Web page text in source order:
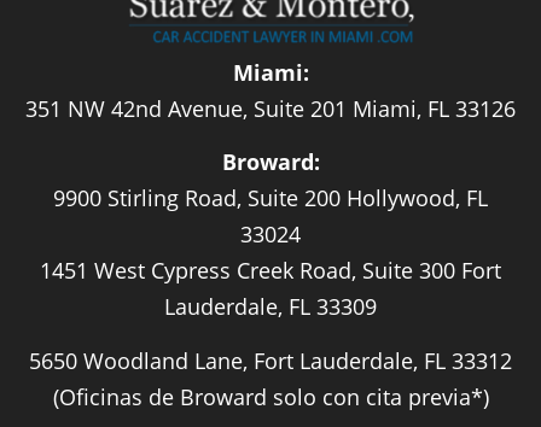
Miami:
351 NW 42nd Avenue, Suite 201 Miami, FL 33126
Broward:
9900 Stirling Road, Suite 200 Hollywood, FL
33024
1451 West Cypress Creek Road, Suite 300 Fort
Lauderdale, FL 33309
5650 Woodland Lane, Fort Lauderdale, FL 33312
(Oficinas de Broward solo con cita previa*)